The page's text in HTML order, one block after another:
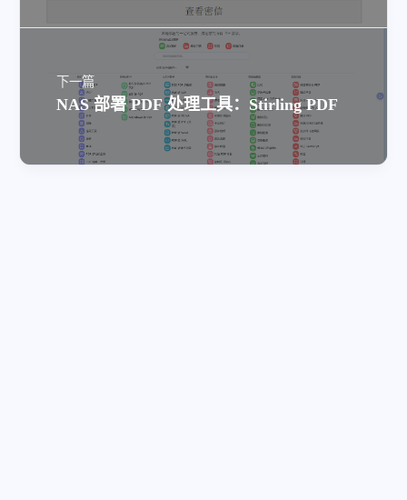
下一篇
NAS 部署 PDF 处理工具：Stirling PDF